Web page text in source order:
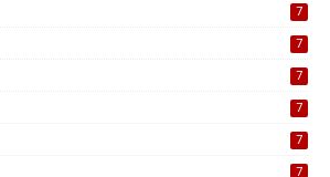
7
7
7
7
7
7